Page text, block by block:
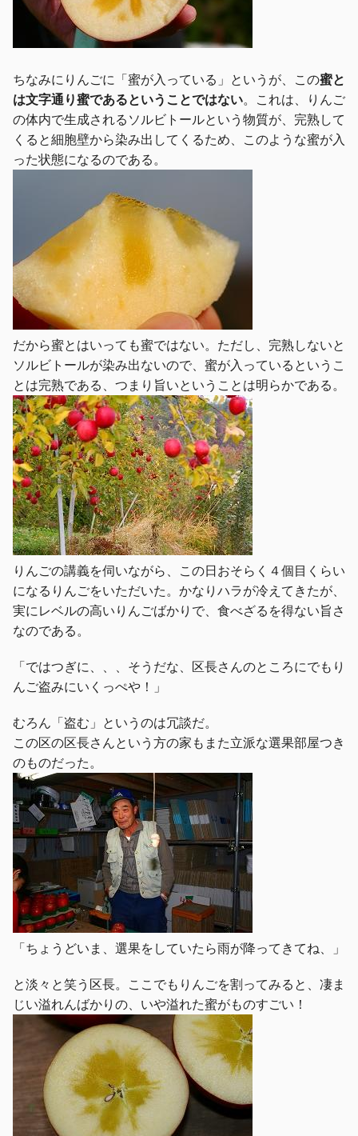
ちなみにりんごに「蜜が入っている」というが、この蜜と
は文字通り蜜であるということではない。これは、りんご
の体内で生成されるソルビトールという物質が、完熟して
くると細胞壁から染み出してくるため、このような蜜が入
った状態になるのである。
だから蜜とはいっても蜜ではない。ただし、完熟しないと
ソルビトールが染み出ないので、蜜が入っているというこ
とは完熟である、つまり旨いということは明らかである。
りんごの講義を伺いながら、この日おそらく４個目くらい
になるりんごをいただいた。かなりハラが冷えてきたが、
実にレベルの高いりんごばかりで、食べざるを得ない旨さ
なのである。
「ではつぎに、、、そうだな、区長さんのところにでもり
んご盗みにいくっぺや！」
むろん「盗む」というのは冗談だ。
この区の区長さんという方の家もまた立派な選果部屋つき
のものだった。
「ちょうどいま、選果をしていたら雨が降ってきてね、」
と淡々と笑う区長。ここでもりんごを割ってみると、凄ま
じい溢れんばかりの、いや溢れた蜜がものすごい！